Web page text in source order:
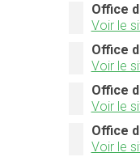
Office
Voir le
Office
Voir le
Office
Voir le
Office
Voir le